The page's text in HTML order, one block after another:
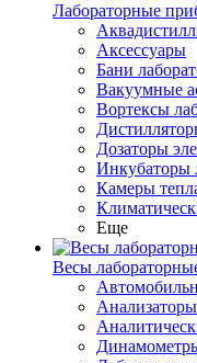
Лабораторные
Аксессуары
Бани
Вакуумные
Вортексы
Дозаторы
Инкубаторы
Камеры
Еще
Весы